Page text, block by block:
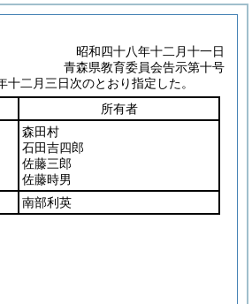
昭和四十八年十二月十一日
青森県教育委員会告示第十号
二月三日次のとおり指定した。
所有者
森田村
石田吉四郎
佐藤三郎
佐藤時男
南部利英